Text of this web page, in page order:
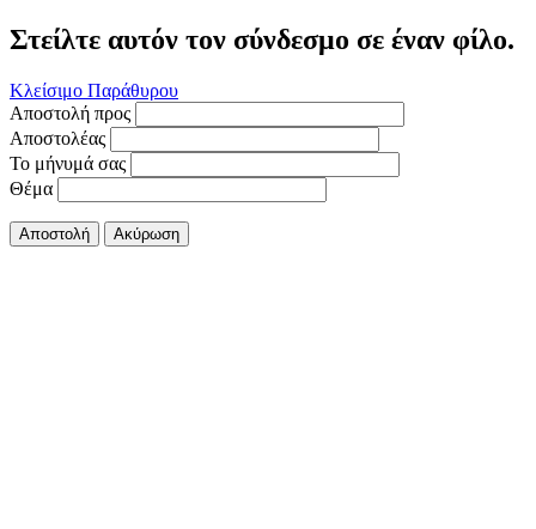
Στείλτε αυτόν τον σύνδεσμο σε έναν φίλο.
Κλείσιμο Παράθυρου
Αποστολή προς
Αποστολέας
Το μήνυμά σας
Θέμα
Αποστολή Ακύρωση